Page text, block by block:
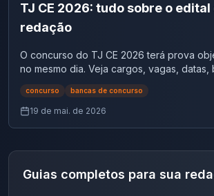
TJ CE 2026: tudo sobre o
redação
O concurso do TJ CE 2026 terá prova
no mesmo dia. Veja cargos, vagas, datas,
se preparar para a discursiva da FCC.
concurso bancas de concurso
19 de mai. de 2026
Guias completos para sua